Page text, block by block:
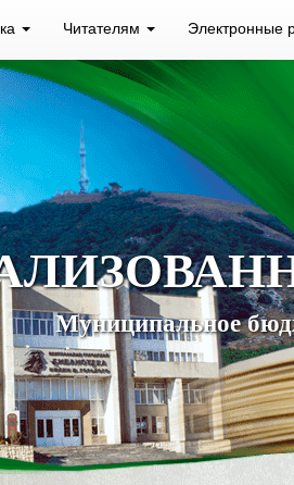
Читателям Электронные
Муниципальное